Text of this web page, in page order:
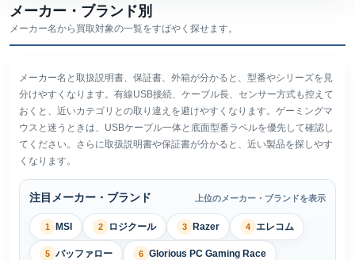
メーカー・ブランド別
メーカー名から買取対象の一覧をすばやく探せます。
メーカー名と取扱説明書、保証書、外箱が分かると、型番やシリーズを見
分けやすくなります。有線USB接続、ケーブル長、センサー方式も控えて
おくと、近いカテゴリとの取り違えを避けやすくなります。ゲーミングマ
ウスと迷うときは、USBケーブル一体と底面型番ラベルを優先して確認し
てください。さらに取扱説明書や保証書が分かると、近い製品を探しやす
くなります。
注目メーカー・ブランド 上位のメーカー・ブランドを表示
1 MSI 2 ロジクール 3 Razer 4 エレコム
5 バッファロー 6 Glorious PC Gaming Race